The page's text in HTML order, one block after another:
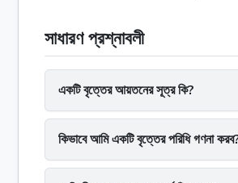
সাধারণ প্রশ্নাবলী
একটি বৃত্তের আয়তনের সূত্র কি?
কিভাবে আমি একটি বৃত্তের পরিধি গণনা